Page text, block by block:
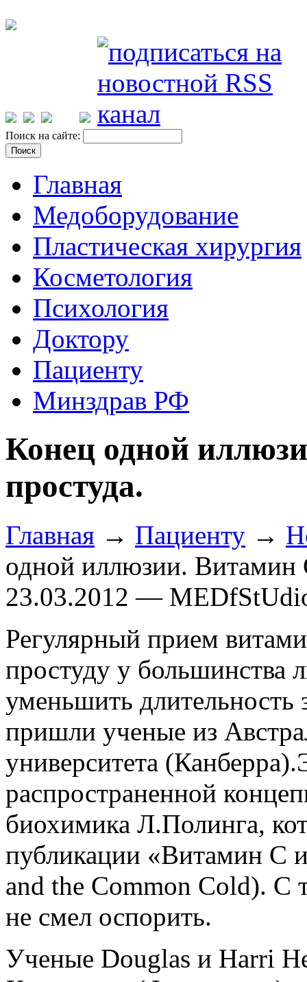
Поиск на сайте:
Главная
Медоборудование
Пластическая хирургия
Косметология
Психология
Доктору
Пациенту
Минздрав РФ
Конец одной
простуда.
Главная → Пациенту →
одной иллюзии. Витамин
23.03.2012 —
Регулярный прием
простуду у большинства
уменьшить длительность
пришли ученые из
университета
распространенной
биохимика Л.Полинга,
публикации «Витамин С
and the Common Cold). С
не смел оспорить.
Ученые Douglas и Harri